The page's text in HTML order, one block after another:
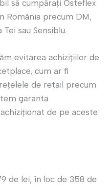
să cumpărați Osteflex
România precum DM,
sau Sensiblu.
evitarea achizițiilor de
cum ar fi
de retail precum
garanta
de pe aceste
de lei, în loc de 358 de